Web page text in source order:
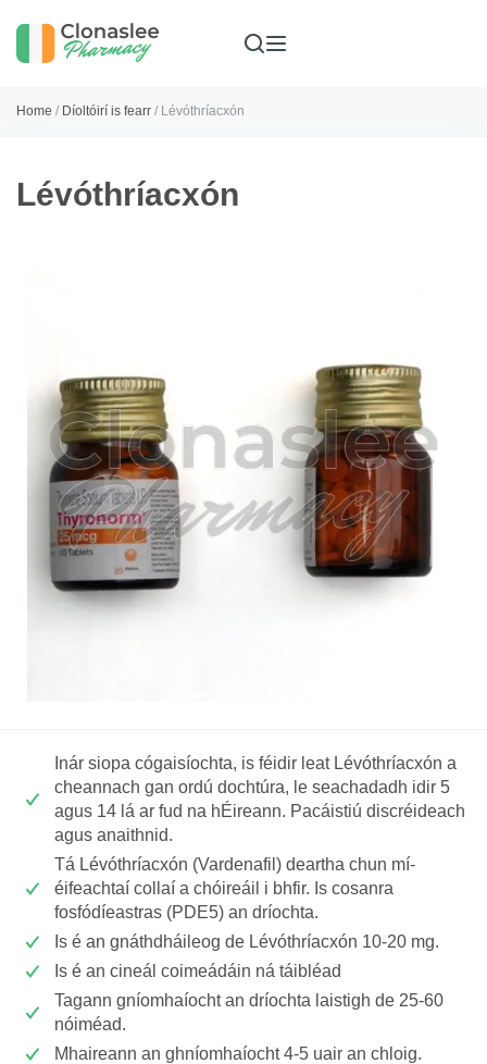
Home / Díoltóirí is fearr / Lévóthríacxón
Lévóthríacxón
Inár siopa cógaisíochta, is féidir leat Lévóthríacxón a
cheannach gan ordú dochtúra, le seachadadh idir 5
agus 14 lá ar fud na hÉireann. Pacáistiú discréideach
agus anaithnid.
Tá Lévóthríacxón (Vardenafil) deartha chun mí-
éifeachtaí collaí a chóireáil i bhfir. Is cosanra
fosfódíeastras (PDE5) an dríochta.
Is é an gnáthdháileog de Lévóthríacxón 10-20 mg.
Is é an cineál coimeádáin ná táibléad
Tagann gníomhaíocht an dríochta laistigh de 25-60
nóiméad.
Mhaireann an ghníomhaíocht 4-5 uair an chloig.